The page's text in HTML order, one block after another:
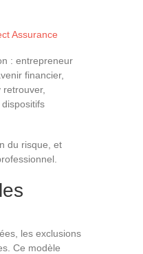
Assurance
: entrepreneur
financier,
du risque, et
les exclusions
Ce modèle